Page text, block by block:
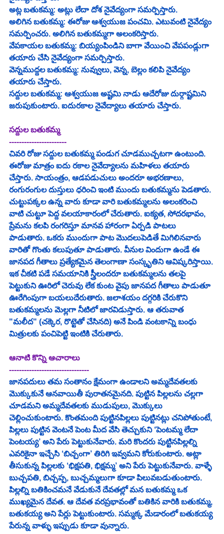
అట్ల బతుకమ్మ: అట్లు లేదా దోశ నైవేద్యంగా సమర్పిస్తారు.
అలిగిన బతుకమ్మ: ఈరోజు ఆశ్వయుజ పంచమి. ఎటువంటి నైవేద్యం
సమర్పించరు. అలిగిన బతుకమ్మగా అలంకరిస్తారు.
వేపకాయల బతుకమ్మ: బియ్యంపిండిని బాగా వేయించి వేపపండ్లుగా
తయారు చేసి నైవేద్యంగా సమర్పిస్తారు.
వెన్నముద్దల బతుకమ్మ: నువ్వులు, వెన్న, బెల్లం కలిపి నైవేద్యం
తయారు చేస్తారు.
సద్దుల బతుకమ్మ: ఆశ్వయుజ అష్టమి నాడు ఆదేరోజు దుర్గాష్టమిని
జరుపుకుంటారు. ఐదురకాల నైవేద్యాలు తయారు చేస్తారు.
సద్దుల బతుకమ్మ
-----------------------
చివరి రోజు సద్దుల బతుకమ్మ పండుగ చూడముచ్చటగా ఉంటుంది.
ఈరోజు మాత్రం ఐదు రకాల నైవేద్యాలను మహిళలు తయారు
చేస్తారు. సాయంత్రం, ఆడపడుచులు అందరూ అభరణాలు,
రంగురంగుల దుస్తులు ధరించి ఇంటి ముందు బతుకమ్మను పెడతారు.
చుట్టుపక్కల ఉన్న వారు కూడా వారి బతుకమ్మలను అలంకరించి
వాటి చుట్టూ పెద్ద వలయాకారంలో చేరుతారు. ఐక్యత, సోదరభావం,
ప్రేమను కలపి రంగరిస్తూ మానవ హారంగా ఏర్పడి పాటలు
పాడుతారు. ఒకరు ముందుగా పాట మొదలుపెడితే మిగిలినవారు
వారితో గొంతు కలుపుతూ పాడుతారు. వీనుల విందుగా ఉండే ఈ
జానపద గీతాలు ప్రత్యేకమైన తెలంగాణా సంస్కృతిని ఆవిష్కరిస్తాయి.
ఇక చీకటి పడే సమయానికి స్త్రీలందరూ బతుకమ్మలను తలపై
పెట్టుకుని ఊరిలో చెరువు లేక కుంట వైపు జానపద గీతాలు పాడుతూ
ఊరేగింపుగా బయలుదేరుతారు. జలాశయం దగ్గరికి చేరుకొని
బతుకమ్మలను మెల్లగా నీటిలో జారవిడుస్తారు. ఆ తరువాత
"మలీద" (చక్కెర, రొట్టెతో చేసినది) అనే పిండి వంటకాన్ని బంధు
మిత్రులకు పంచిపెట్టి ఇంటికి చేరుతారు.
ఆనాటి కొన్ని ఆచారాలు
--------------------------------
జానపదులు తమ సంతానం క్షేమంగా ఉండాలని అమ్మదేవతలకు
మొక్కుకునే ఆనవాయితీ పురాతనమైనది. పుట్టిన పిల్లలను చల్లగా
చూడమని అమ్మదేవతలకు ముడుపులు, మొక్కులు
చెల్లించుకుంటారు. కొంతమంది పుట్టినపిల్లలు పుట్టినట్లు చనిపోతుంటే,
పిల్లలు పుట్టిన వెంటనే పెంట మీద వేసి తెచ్చుకుని ‘పెంటమ్మ లేదా
పెంటయ్య’ అని పేరు పెట్టుకునేవారు. మరి కొందరు పుట్టినపిల్లల్ని
ఎవరికైనా ఇచ్చేసి ‘బిచ్చంగా’ తిరిగి ఇవ్వమని కోరుకుంటారు. అట్లా
తీసుకున్న పిల్లలకు ‘భిక్షపతి, భిక్షమ్మ’ అని పేరు పెట్టుకునేవారు. వాళ్ళే
బుచ్చపతి, బిచ్చప్ప, బుచ్చమ్మలుగా కూడా పిలువబడుతుంటారు.
పిల్లల్ని బతికించమనే వేడుకునే దేవతల్లో మన బతుకమ్మ ఒక
ముఖ్యమైన దేవత. ఆ దేవత వరప్రభావంతో బతికిన వారికి బతుకమ్మ,
బతుకయ్య అని పేర్లు పెట్టుకుంటారు. సమ్మక్క మేడారంలో బతుకయ్య
పేరున్న వాళ్ళు ఇప్పుడు కూడా వున్నారు.